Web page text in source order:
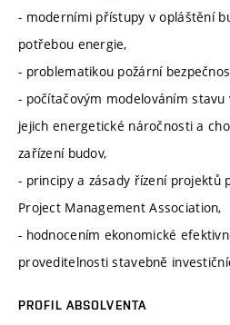
- moderními přístupy v opláštění
potřebou energie,
- problematikou požární
- počítačovým modelováním
jejich energetické náročnosti a
zařízení budov,
- principy a zásady řízení projektů
Project Management Association,
- hodnocením ekonomické
proveditelnosti stavebně
PROFIL ABSOLVENTA